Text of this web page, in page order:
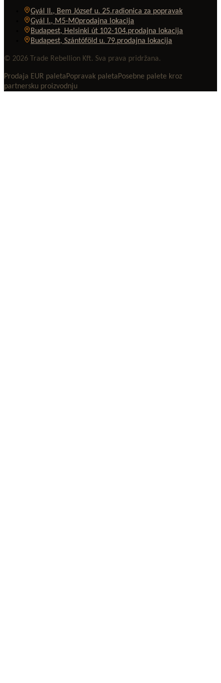
Gyál II., Bem József u. 25.radionica za popravak
Gyál I., M5-M0prodajna lokacija
Budapest, Helsinki út 102-104.prodajna lokacija
Budapest, Szántóföld u. 79.prodajna lokacija
© 2026 Trade Rebellion Kft. Sva prava pridržana.
Prodaja EUR paletaPopravak paletaPosebne palete kroz
partnersku proizvodnju